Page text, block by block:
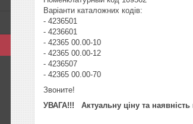
Варіанти каталожних кодів:
- 4236501
- 4236601
- 42365 00.00-10
- 42365 00.00-12
- 4236507
- 42365 00.00-70
Звоните!
УВАГА!!! Актуальну ціну та